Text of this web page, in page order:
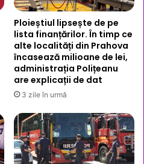
Ploieștiul lipsește de pe
lista finanțărilor. În timp ce
alte localități din Prahova
încasează milioane de lei,
administrația Polițeanu
are explicații de dat
3 zile în urmă